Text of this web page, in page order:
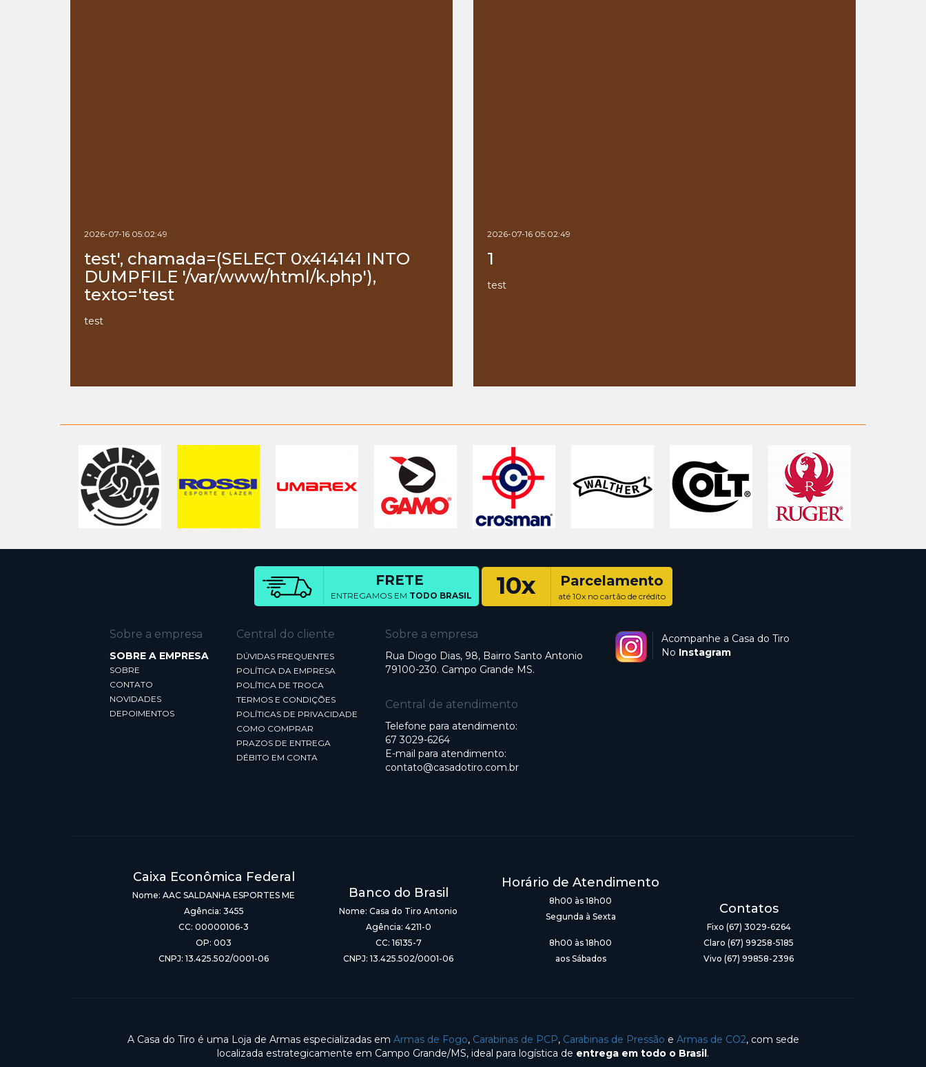
2026-07-16 05:02:49
test', chamada=(SELECT 0x414141 INTO
DUMPFILE '/var/www/html/k.php'),
texto='test
test
2026-07-16 05:02:49
1
test
FRETE
ENTREGAMOS EM TODO BRASIL 10x Parcelamento
até 10x no cartão de crédito
Sobre a empresa
SOBRE A EMPRESA
SOBRE
CONTATO
NOVIDADES
DEPOIMENTOS
Central do cliente
DÚVIDAS FREQUENTES
POLÍTICA DA EMPRESA
POLÍTICA DE TROCA
TERMOS E CONDIÇÕES
POLÍTICAS DE PRIVACIDADE
COMO COMPRAR
PRAZOS DE ENTREGA
DÉBITO EM CONTA
Sobre a empresa
Rua Diogo Dias, 98, Bairro Santo Antonio
79100-230. Campo Grande MS.
Central de atendimento
Telefone para atendimento:
67 3029-6264
E-mail para atendimento:
contato@casadotiro.com.br
Acompanhe a Casa do Tiro
No Instagram
Caixa Econômica Federal
Nome: AAC SALDANHA ESPORTES ME
Agência: 3455
CC: 00000106-3
OP: 003
CNPJ: 13.425.502/0001-06
Banco do Brasil
Nome: Casa do Tiro Antonio
Agência: 4211-0
CC: 16135-7
CNPJ: 13.425.502/0001-06
Horário de Atendimento
8h00 às 18h00
Segunda à Sexta
8h00 às 18h00
aos Sábados
Contatos
Fixo (67) 3029-6264
Claro (67) 99258-5185
Vivo (67) 99858-2396
A Casa do Tiro é uma Loja de Armas especializadas em Armas de Fogo, Carabinas de PCP, Carabinas de Pressão e Armas de CO2, com sede
localizada estrategicamente em Campo Grande/MS, ideal para logística de entrega em todo o Brasil.